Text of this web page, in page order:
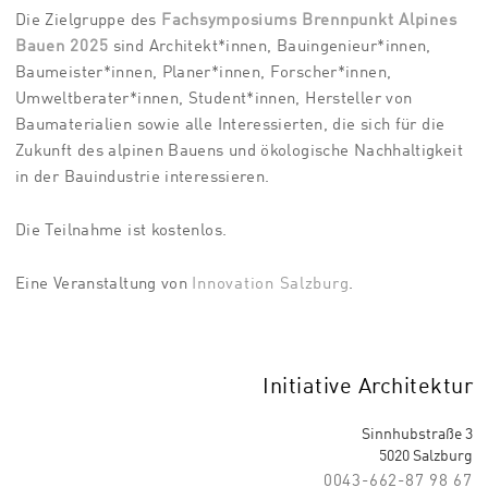
Die Zielgruppe des Fachsymposiums Brennpunkt Alpines
Bauen 2025 sind Architekt*innen, Bauingenieur*innen,
Baumeister*innen, Planer*innen, Forscher*innen,
Umweltberater*innen, Student*innen, Hersteller von
Baumaterialien sowie alle Interessierten, die sich für die
Zukunft des alpinen Bauens und ökologische Nachhaltigkeit
in der Bauindustrie interessieren.
Die Teilnahme ist kostenlos.
Eine Veranstaltung von Innovation Salzburg
Initiative Architektur
Sinnhubstraße 3
5020 Salzburg
0043-662-87 98 67